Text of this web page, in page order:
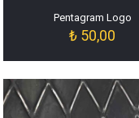
Pentagram Logo
₺ 50,00